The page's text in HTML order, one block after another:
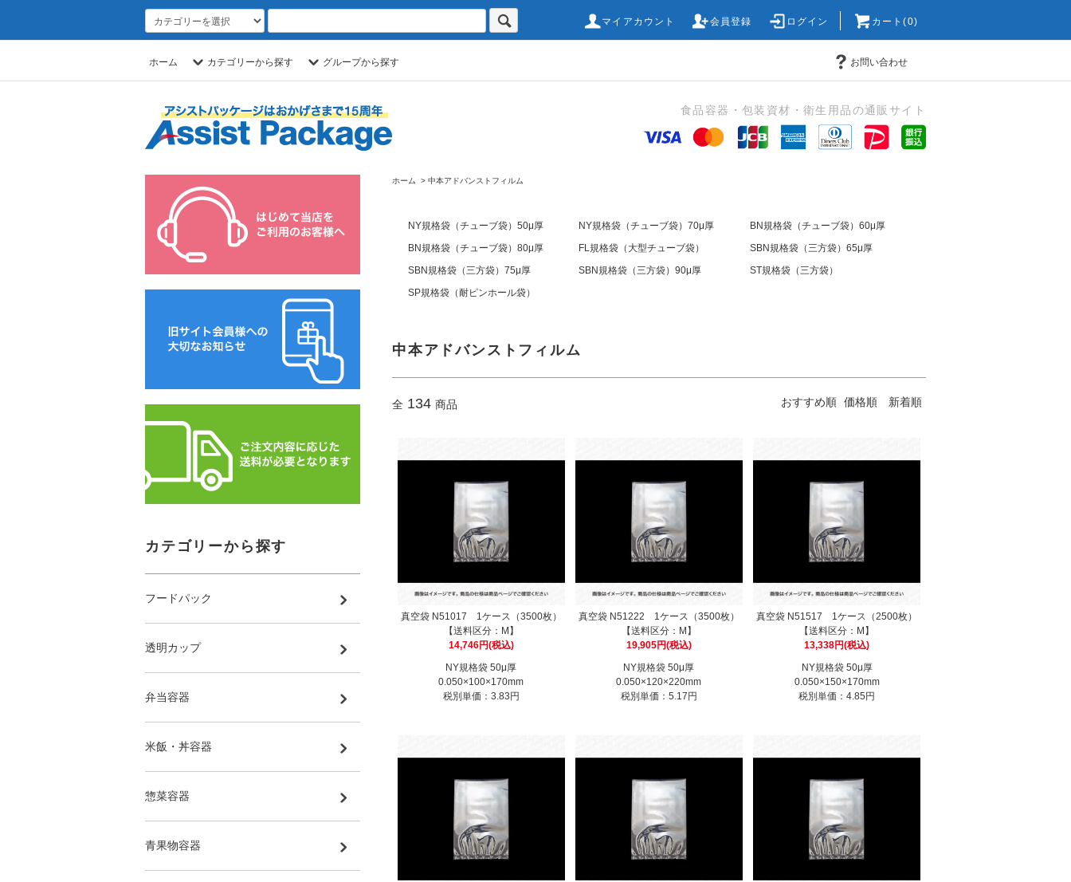
マイアカウント 会員登録 ログイン カート(0)
ホーム カテゴリーから探す グループから探す お問い合わせ
食品容器・包装資材・衛生用品の通販サイト
ホーム > 中本アドバンストフィルム
NY規格袋（チューブ袋）50μ厚 NY規格袋（チューブ袋）70μ厚
BN規格袋（チューブ袋）60μ厚
BN規格袋（チューブ袋）80μ厚
FL規格袋（大型チューブ袋）
SBN規格袋（三方袋）65μ厚
SBN規格袋（三方袋）75μ厚
SBN規格袋（三方袋）90μ厚
ST規格袋（三方袋）
SP規格袋（耐ピンホール袋）
中本アドバンストフィルム
全 134 商品 おすすめ順 価格順 新着順
真空袋 N51017 1ケース（3500枚）
【送料区分：M】
14,746円(税込)
NY規格袋 50μ厚
0.050×100×170mm
税別単価：3.83円
真空袋 N51222 1ケース（3500枚）
【送料区分：M】
19,905円(税込)
NY規格袋 50μ厚
0.050×120×220mm
税別単価：5.17円
真空袋 N51517 1ケース（2500枚）
【送料区分：M】
13,338円(税込)
NY規格袋 50μ厚
0.050×150×170mm
税別単価：4.85円
カテゴリーから探す
フードパック
透明カップ
弁当容器
米飯・丼容器
惣菜容器
青果物容器